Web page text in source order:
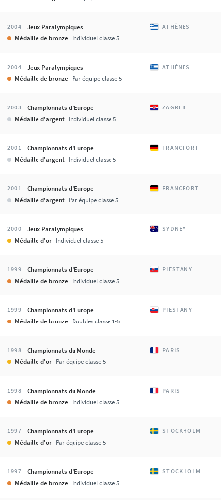
2004 Jeux Paralympiques ATHÈNES
Médaille de bronze Individuel classe 5
2004 Jeux Paralympiques ATHÈNES
Médaille de bronze Par équipe classe 5
2003 Championnats d'Europe ZAGREB
Médaille d'argent Individuel classe 5
2001 Championnats d'Europe FRANCFORT
Médaille d'argent Individuel classe 5
2001 Championnats d'Europe FRANCFORT
Médaille d'argent Par équipe classe 5
2000 Jeux Paralympiques SYDNEY
Médaille d'or Individuel classe 5
1999 Championnats d'Europe PIESTANY
Médaille de bronze Individuel classe 5
1999 Championnats d'Europe PIESTANY
Médaille de bronze Doubles classe 1-5
1998 Championnats du Monde PARIS
Médaille d'or Par équipe classe 5
1998 Championnats du Monde PARIS
Médaille de bronze Individuel classe 5
1997 Championnats d'Europe STOCKHOLM
Médaille d'or Par équipe classe 5
1997 Championnats d'Europe STOCKHOLM
Médaille de bronze Individuel classe 5